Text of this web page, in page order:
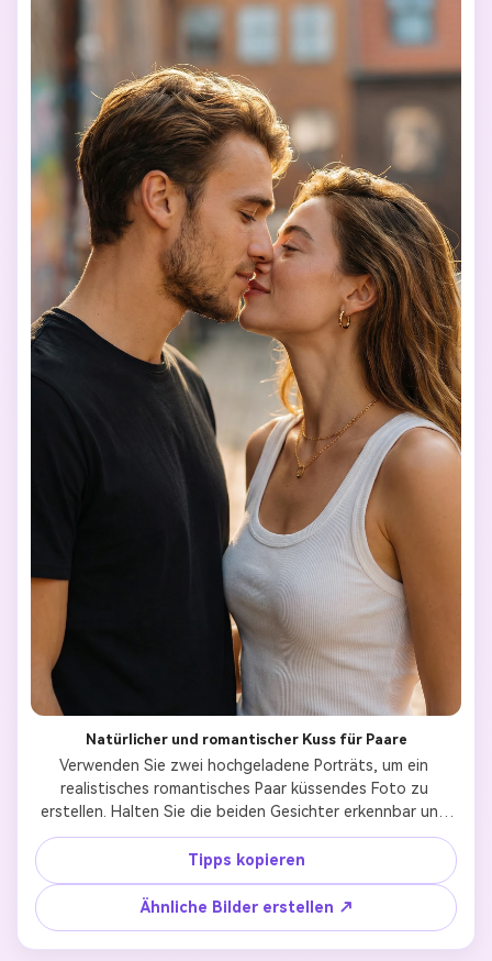
Natürlicher und romantischer Kuss für Paare
Verwenden Sie zwei hochgeladene Porträts, um ein
realistisches romantisches Paar küssendes Foto zu
erstellen. Halten Sie die beiden Gesichter erkennbar und
natürlich. Das Paar steht dicht beieinander, küsst sich
sanft mit sanften emotionalen Ausdrücken, die Augen
leicht geschlossen. Natürliche Hautstruktur, genaue
Gesichtsproportionen, realistische Beleuchtung. Film-
Prime-Time-Licht, geringe Schärfentiefe, weiche
Hintergrundunschärfe. Hyper-realistischer Foto-Stil, hohe
Tipps kopieren
Ähnliche Bilder erstellen ↗